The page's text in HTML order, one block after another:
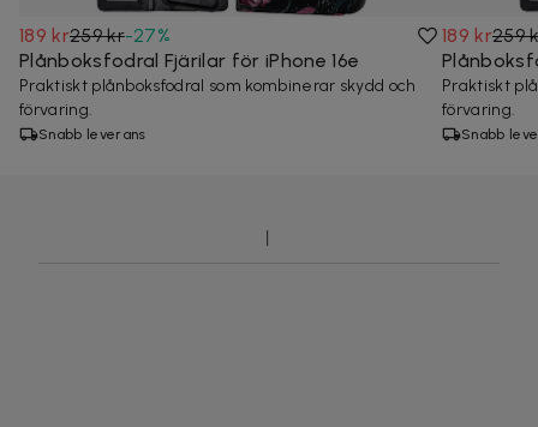
189 kr259 kr-27%
Plånboksfodral Fjärilar för iPhone 16e
Praktiskt plånboksfodral som kombinerar skydd och
förvaring.
Snabb leverans
189 kr259
Praktiskt
förvaring.
Snabb